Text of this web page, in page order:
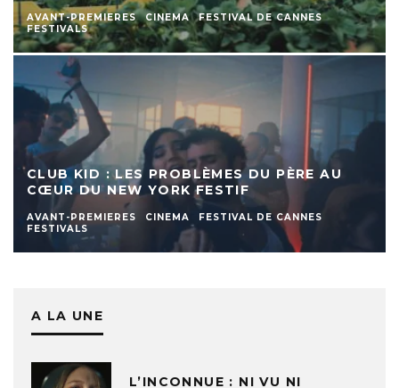
AVANT-PREMIERES CINEMA
FESTIVAL DE CANNES
FESTIVALS
CLUB KID : LES PROBLÈMES DU PÈRE AU
CŒUR DU NEW YORK FESTIF
AVANT-PREMIERES CINEMA
FESTIVAL DE CANNES
FESTIVALS
A LA UNE
L’INCONNUE : NI VU NI